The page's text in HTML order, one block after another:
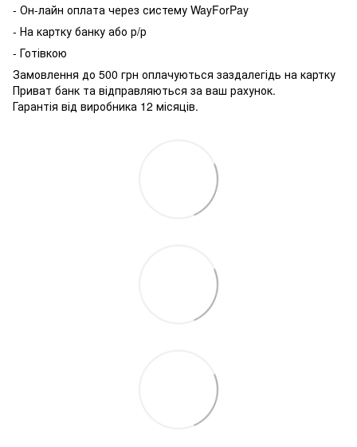
- Он-лайн оплата через систему WayForPay
- На картку банку або р/р
- Готівкою
Замовлення до 500 грн оплачуються заздалегідь на картку
Приват банк та відправляються за ваш рахунок.
Гарантія від виробника 12 місяців.